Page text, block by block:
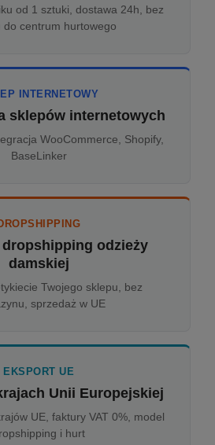
od 1 sztuki, dostawa 24h, bez
do centrum hurtowego
INTERNETOWY
sklepów internetowych
WooCommerce, Shopify,
BaseLinker
odzieży
damskiej
Twojego sklepu, bez
sprzedaż w UE
EKSPORT UE
Unii Europejskiej
UE, faktury VAT 0%, model
i hurt